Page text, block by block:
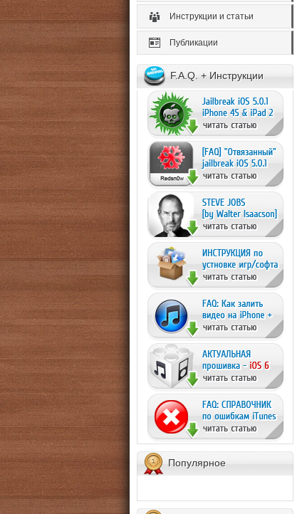
Инструкции и статьи
Публикации
F.A.Q. + Инструкции
Популярное